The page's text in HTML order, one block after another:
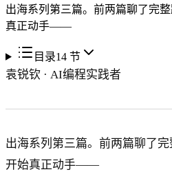
出海系列第三篇。前两篇聊了完
真正动手——
目录14节
袁锐钦 · AI编程实践者
出海系列第三篇。前两篇聊了
开始真正动手——